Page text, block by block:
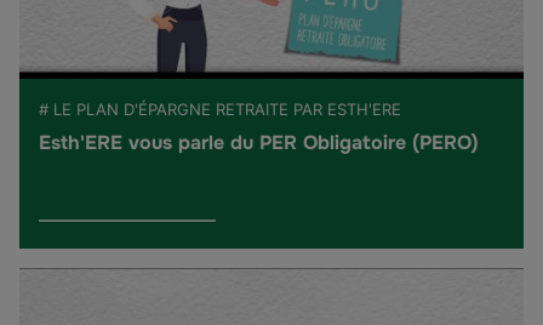
# LE PLAN D'ÉPARGNE RETRAITE PAR ESTH'ERE
Esth'ERE vous parle du PER Obligatoire (PERO)